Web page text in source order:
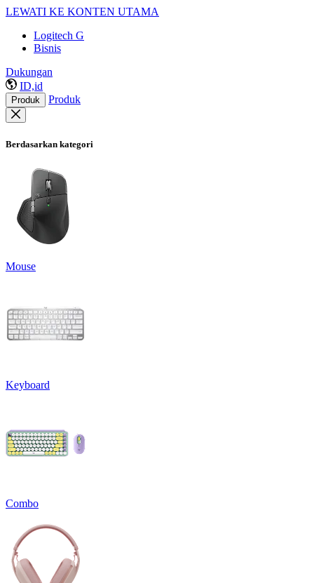
LEWATI KE KONTEN UTAMA
Logitech G
Bisnis
Dukungan
ID,id
Produk Produk
Berdasarkan kategori
Mouse
Keyboard
Combo